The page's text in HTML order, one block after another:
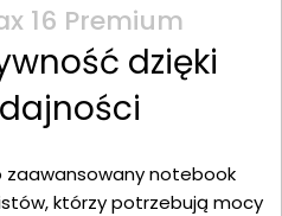
16 Premium
dzięki
zaawansowany notebook
którzy potrzebują mocy